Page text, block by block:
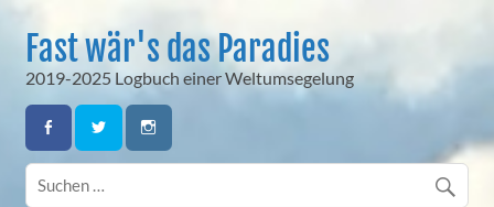
contentFast wär's das Paradies
2019-2025 Logbuch einer Weltumsegelung